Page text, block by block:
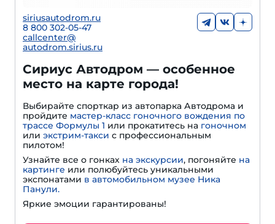
siriusautodrom.ru
8 800 302-05-47
callcenter@
autodrom.sirius.ru
Сириус Автодром — особенное
место на карте города!
Выбирайте спорткар из автопарка Автодрома и
пройдите мастер-класс гоночного вождения по
трассе Формулы 1 или прокатитесь на гоночном
или экстрим-такси с профессиональным
пилотом!
Узнайте все о гонках на экскурсии, погоняйте на
картинге или полюбуйтесь уникальными
экспонатами в автомобильном музее Ника
Панули.
Яркие эмоции гарантированы!